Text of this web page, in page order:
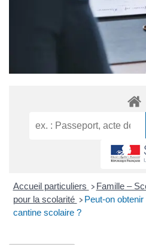
Accueil particuliers > Famille –
pour la scolarité > Peut-on
cantine scolaire ?